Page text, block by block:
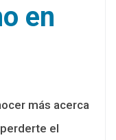
en
más acerca
el